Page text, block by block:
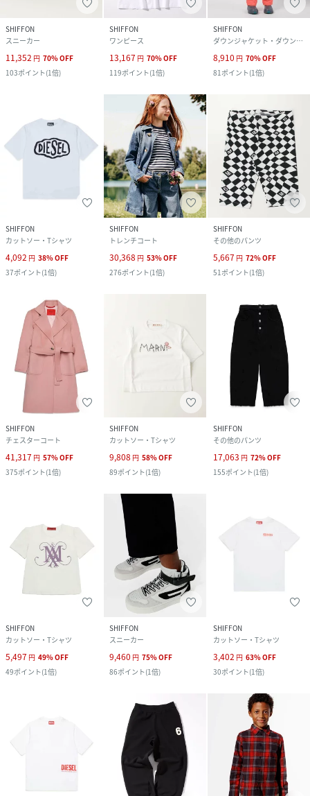
SHIFFON
スニーカー
11,352 円 70%OFF
103ポイント(1倍)
SHIFFON
ワンピース
13,167 円 70%OFF
119ポイント(1倍)
SHIFFON
ダウンジャケット・ダウンベスト
8,910 円 70%OFF
81ポイント(1倍)
SHIFFON
カットソー・Tシャツ
4,092 円 38%OFF
37ポイント(1倍)
SHIFFON
トレンチコート
30,368 円 53%OFF
276ポイント(1倍)
SHIFFON
その他のパンツ
5,667 円 72%OFF
51ポイント(1倍)
SHIFFON
チェスターコート
41,317 円 57%OFF
375ポイント(1倍)
SHIFFON
カットソー・Tシャツ
9,808 円 58%OFF
89ポイント(1倍)
SHIFFON
その他のパンツ
17,063 円 72%OFF
155ポイント(1倍)
SHIFFON
カットソー・Tシャツ
5,497 円 49%OFF
49ポイント(1倍)
SHIFFON
スニーカー
9,460 円 75%OFF
86ポイント(1倍)
SHIFFON
カットソー・Tシャツ
3,402 円 63%OFF
30ポイント(1倍)